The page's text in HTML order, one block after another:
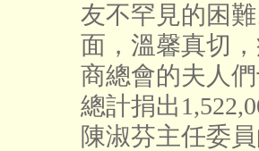
友不罕見的困
面，溫馨真切
商總會的夫人
總計捐出
陳淑芬主任委